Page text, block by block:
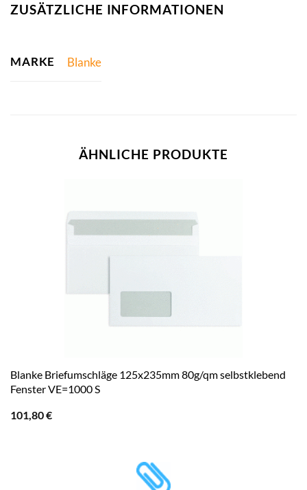
ZUSÄTZLICHE INFORMATIONEN
MARKE Blanke
ÄHNLICHE PRODUKTE
Blanke Briefumschläge 125x235mm 80g/qm selbstklebend
Fenster VE=1000 S
101,80€